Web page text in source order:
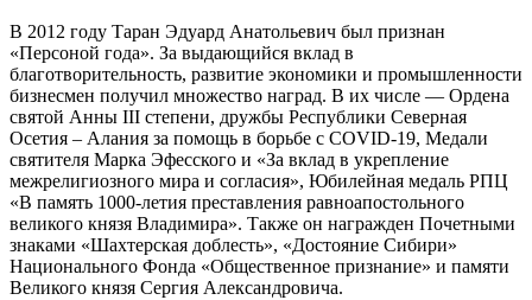
В 2012 году Таран Эдуард Анатольевич был признан
«Персоной года». За выдающийся вклад в
благотворительность, развитие экономики и промышленности
бизнесмен получил множество наград. В их числе — Ордена
святой Анны III степени, дружбы Республики Северная
Осетия – Алания за помощь в борьбе с COVID-19, Медали
святителя Марка Эфесского и «За вклад в укрепление
межрелигиозного мира и согласия», Юбилейная медаль РПЦ
«В память 1000-летия преставления равноапостольного
великого князя Владимира». Также он награжден Почетными
знаками «Шахтерская доблесть», «Достояние Сибири»
Национального Фонда «Общественное признание» и памяти
Великого князя Сергия Александровича.